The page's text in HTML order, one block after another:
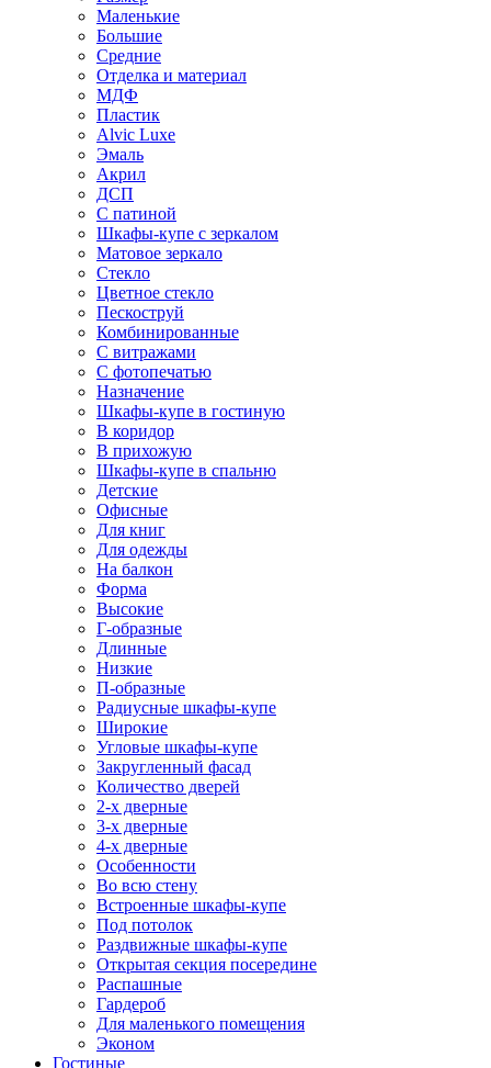
Маленькие
Большие
Средние
Отделка и материал
МДФ
Пластик
Alvic Luxe
Эмаль
Акрил
ДСП
С патиной
Шкафы-купе с зеркалом
Матовое зеркало
Стекло
Цветное стекло
Пескоструй
Комбинированные
С витражами
С фотопечатью
Назначение
Шкафы-купе в гостиную
В коридор
В прихожую
Шкафы-купе в спальню
Детские
Офисные
Для книг
Для одежды
На балкон
Форма
Высокие
Г-образные
Длинные
Низкие
П-образные
Радиусные шкафы-купе
Широкие
Угловые шкафы-купе
Закругленный фасад
Количество дверей
2-х дверные
3-х дверные
4-х дверные
Особенности
Во всю стену
Встроенные шкафы-купе
Под потолок
Раздвижные шкафы-купе
Открытая секция посередине
Распашные
Гардероб
Для маленького помещения
Эконом
Гостиные